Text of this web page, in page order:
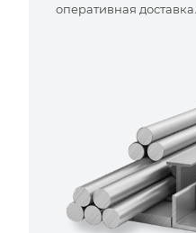
оперативная доставка.